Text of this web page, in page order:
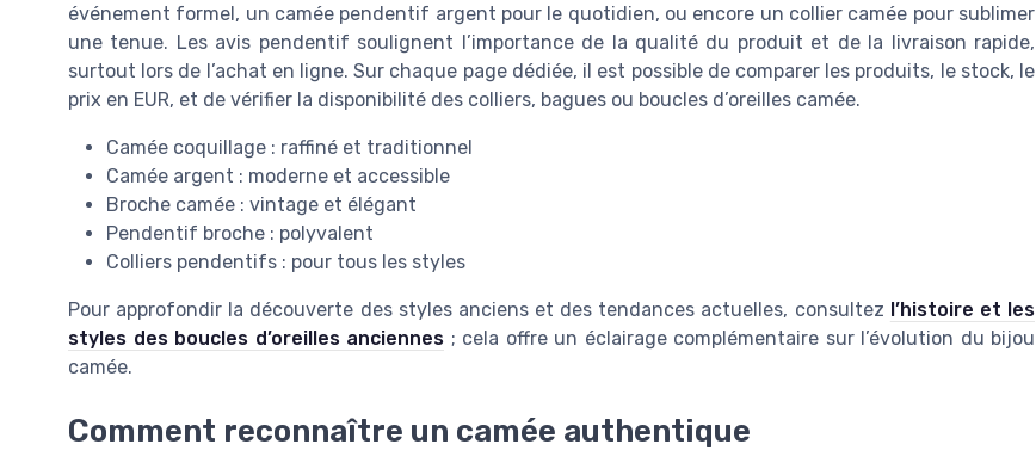
événement formel, un camée pendentif argent pour le quotidien, ou encore un collier camée pour sublimer
une tenue. Les avis pendentif soulignent l’importance de la qualité du produit et de la livraison rapide,
surtout lors de l’achat en ligne. Sur chaque page dédiée, il est possible de comparer les produits, le stock, le
prix en EUR, et de vérifier la disponibilité des colliers, bagues ou boucles d’oreilles camée.
Camée coquillage : raffiné et traditionnel
Camée argent : moderne et accessible
Broche camée : vintage et élégant
Pendentif broche : polyvalent
Colliers pendentifs : pour tous les styles
Pour approfondir la découverte des styles anciens et des tendances actuelles, consultez l’histoire et les
styles des boucles d’oreilles anciennes ; cela offre un éclairage complémentaire sur l’évolution du bijou
camée.
Comment reconnaître un camée authentique